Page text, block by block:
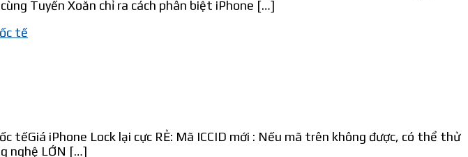
Tuyến Xoăn chỉ ra cách phân biệt iPhone […]
tế
tếGiá iPhone Lock lại cực RẺ: Mã ICCID mới : Nếu mã trên không được, có thể thử
nghệ LỚN […]